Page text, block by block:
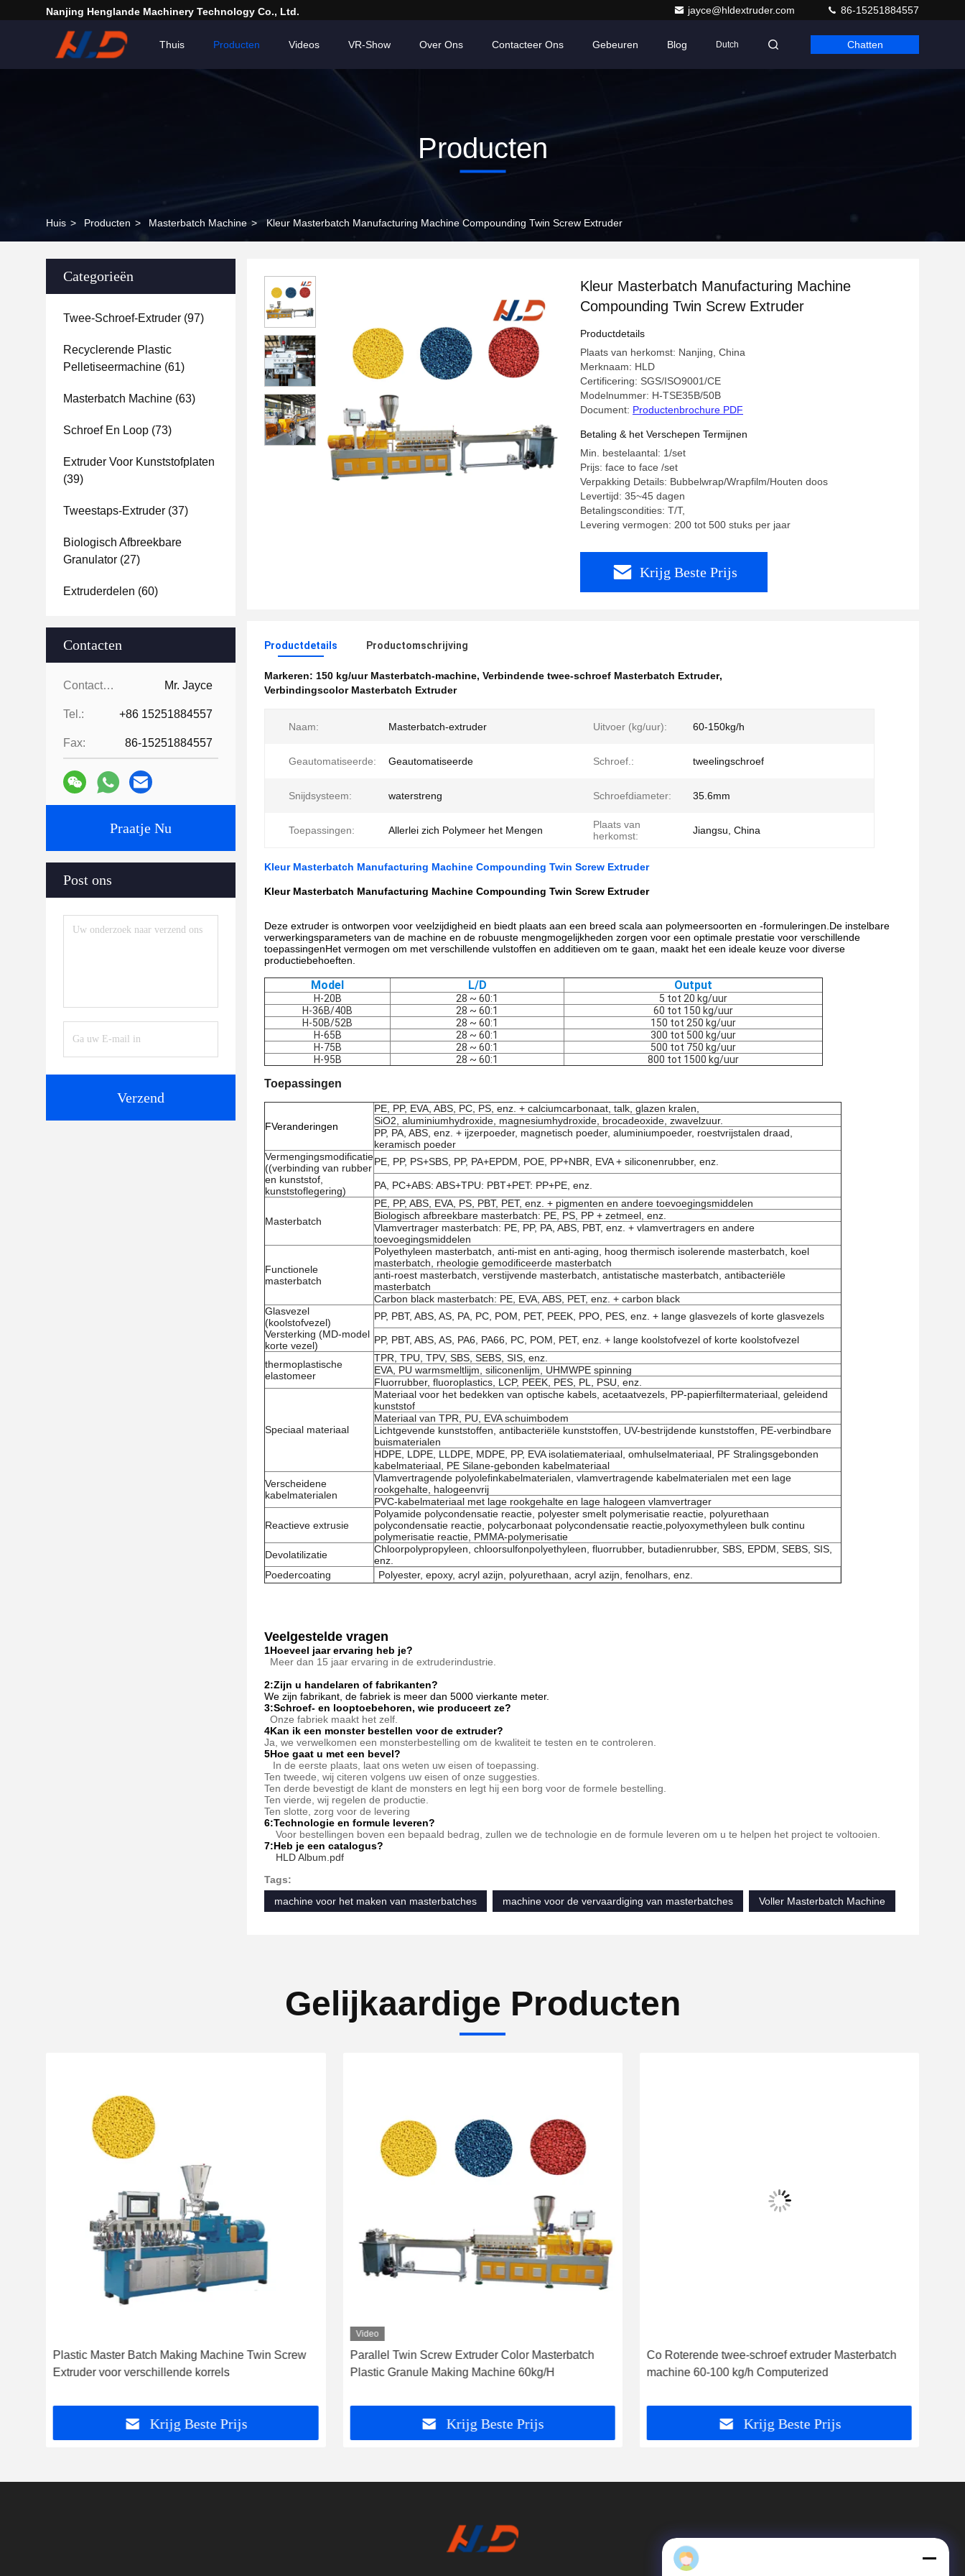
Nanjing Henglande Machinery Technology Co., Ltd. jayce@hldextruder.com 86-15251884557
Thuis Producten Videos VR-Show Over Ons Contacteer Ons Gebeuren Blog Dutch Chatten
Producten
Huis > Producten > Masterbatch Machine > Kleur Masterbatch Manufacturing Machine Compounding Twin Screw Extruder
Categorieën
Twee-Schroef-Extruder (97)
Recyclerende Plastic
Pelletiseermachine (61)
Masterbatch Machine (63)
Schroef En Loop (73)
Extruder Voor Kunststofplaten
(39)
Tweestaps-Extruder (37)
Biologisch Afbreekbare
Granulator (27)
Extruderdelen (60)
Contacten
Contacten: Mr. Jayce
Tel.: +86 15251884557
Fax: 86-15251884557
Praatje Nu
Post ons
Verzend
Kleur Masterbatch Manufacturing Machine
Compounding Twin Screw Extruder
Productdetails
Plaats van herkomst: Nanjing, China
Merknaam: HLD
Certificering: SGS/ISO9001/CE
Modelnummer: H-TSE35B/50B
Document: Productenbrochure PDF
Betaling & het Verschepen Termijnen
Min. bestelaantal: 1/set
Prijs: face to face /set
Verpakking Details: Bubbelwrap/Wrapfilm/Houten doos
Levertijd: 35~45 dagen
Betalingscondities: T/T,
Levering vermogen: 200 tot 500 stuks per jaar
Krijg Beste Prijs
Productdetails Productomschrijving
Markeren: 150 kg/uur Masterbatch-machine, Verbindende twee-schroef Masterbatch Extruder,
Verbindingscolor Masterbatch Extruder
Naam: Masterbatch-extruder Uitvoer (kg/uur): 60-150kg/h
Geautomatiseerde: Geautomatiseerde Schroef.: tweelingschroef
Snijdsysteem: waterstreng Schroefdiameter: 35.6mm
Toepassingen: Allerlei zich Polymeer het Mengen
Plaats van
herkomst:
Jiangsu, China
Kleur Masterbatch Manufacturing Machine Compounding Twin Screw Extruder
Kleur Masterbatch Manufacturing Machine Compounding Twin Screw Extruder
Deze extruder is ontworpen voor veelzijdigheid en biedt plaats aan een breed scala aan polymeersoorten en -formuleringen.De instelbare
verwerkingsparameters van de machine en de robuuste mengmogelijkheden zorgen voor een optimale prestatie voor verschillende
toepassingenHet vermogen om met verschillende vulstoffen en additieven om te gaan, maakt het een ideale keuze voor diverse
productiebehoeften.
Model L/D Output
H-20B 28 ~ 60:1
5 tot 20 kg/uur
H-36B/40B
28 ~ 60:1
60 tot 150 kg/uur
H-50B/52B
28 ~ 60:1
150 tot 250 kg/uur
H-65B
28 ~ 60:1
300 tot 500 kg/uur
H-75B
28 ~ 60:1
500 tot 750 kg/uur
H-95B
28 ~ 60:1 800 tot 1500 kg/uur
Toepassingen
FVeranderingen
PE, PP, EVA, ABS, PC, PS, enz. + calciumcarbonaat, talk, glazen kralen,
SiO2, aluminiumhydroxide, magnesiumhydroxide, brocadeoxide, zwavelzuur.
PP, PA, ABS, enz. + ijzerpoeder, magnetisch poeder, aluminiumpoeder, roestvrijstalen draad,
keramisch poeder
Vermengingsmodificatie
((verbinding van rubber
en kunststof,
kunststoflegering)
PE, PP, PS+SBS, PP, PA+EPDM, POE, PP+NBR, EVA + siliconenrubber, enz.
PA, PC+ABS: ABS+TPU: PBT+PET: PP+PE, enz.
Masterbatch
PE, PP, ABS, EVA, PS, PBT, PET, enz. + pigmenten en andere toevoegingsmiddelen
Biologisch afbreekbare masterbatch: PE, PS, PP + zetmeel, enz.
Vlamvertrager masterbatch: PE, PP, PA, ABS, PBT, enz. + vlamvertragers en andere
toevoegingsmiddelen
Functionele
masterbatch
Polyethyleen masterbatch, anti-mist en anti-aging, hoog thermisch isolerende masterbatch, koel
masterbatch, rheologie gemodificeerde masterbatch
anti-roest masterbatch, verstijvende masterbatch, antistatische masterbatch, antibacteriële
masterbatch
Carbon black masterbatch: PE, EVA, ABS, PET, enz. + carbon black
Glasvezel
(koolstofvezel)
Versterking (MD-model
korte vezel)
PP, PBT, ABS, AS, PA, PC, POM, PET, PEEK, PPO, PES, enz. + lange glasvezels of korte glasvezels
PP, PBT, ABS, AS, PA6, PA66, PC, POM, PET, enz. + lange koolstofvezel of korte koolstofvezel
thermoplastische
elastomeer
TPR, TPU, TPV, SBS, SEBS, SIS, enz.
EVA, PU warmsmeltlijm, siliconenlijm, UHMWPE spinning
Fluorrubber, fluoroplastics, LCP, PEEK, PES, PL, PSU, enz.
Speciaal materiaal
Materiaal voor het bedekken van optische kabels, acetaatvezels, PP-papierfiltermateriaal, geleidend
kunststof
Materiaal van TPR, PU, EVA schuimbodem
Lichtgevende kunststoffen, antibacteriële kunststoffen, UV-bestrijdende kunststoffen, PE-verbindbare
buismaterialen
HDPE, LDPE, LLDPE, MDPE, PP, EVA isolatiemateriaal, omhulselmateriaal, PF Stralingsgebonden
kabelmateriaal, PE Silane-gebonden kabelmateriaal
Verscheidene
kabelmaterialen
Vlamvertragende polyolefinkabelmaterialen, vlamvertragende kabelmaterialen met een lage
rookgehalte, halogeenvrij
PVC-kabelmateriaal met lage rookgehalte en lage halogeen vlamvertrager
Reactieve extrusie
Polyamide polycondensatie reactie, polyester smelt polymerisatie reactie, polyurethaan
polycondensatie reactie, polycarbonaat polycondensatie reactie,polyoxymethyleen bulk continu
polymerisatie reactie, PMMA-polymerisatie
Devolatilizatie
Chloorpolypropyleen, chloorsulfonpolyethyleen, fluorrubber, butadienrubber, SBS, EPDM, SEBS, SIS,
enz.
Poedercoating
Polyester, epoxy, acryl azijn, polyurethaan, acryl azijn, fenolhars, enz.